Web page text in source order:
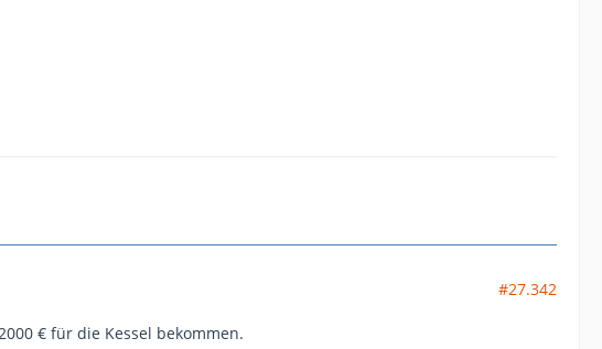
#27.342
€ für die Kessel bekommen.